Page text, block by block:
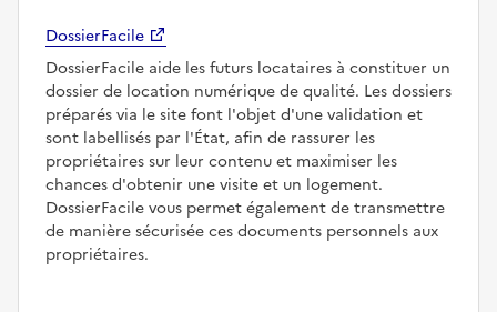
DossierFacile
DossierFacile aide les futurs locataires à constituer un
dossier de location numérique de qualité. Les dossiers
préparés via le site font l'objet d'une validation et
sont labellisés par l'État, afin de rassurer les
propriétaires sur leur contenu et maximiser les
chances d'obtenir une visite et un logement.
DossierFacile vous permet également de transmettre
de manière sécurisée ces documents personnels aux
propriétaires.